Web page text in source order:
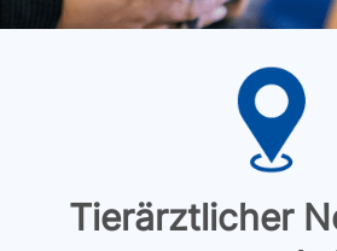
Tierärztlicher